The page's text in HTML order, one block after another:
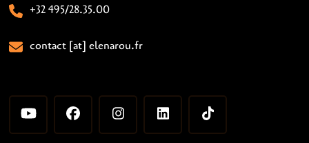
+32 495/28.35.00
contact [at] elenarou.fr